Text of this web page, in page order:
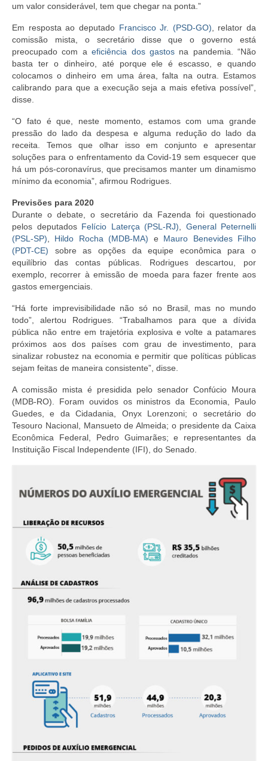
um valor considerável, tem que chegar na ponta.”
Em resposta ao deputado Francisco Jr. (PSD-GO) , relator da
comissão mista, o secretário disse que o governo está
preocupado com aeficiência dos gastosna pandemia. “Não
basta ter o dinheiro, até porque ele é escasso, e quando
colocamos o dinheiro em uma área, falta na outra. Estamos
calibrando para que a execução seja a mais efetiva possível”,
disse.
“O fato é que, neste momento, estamos com uma grande
pressão do lado da despesa e alguma redução do lado da
receita. Temos que olhar isso em conjunto e apresentar
soluções para o enfrentamento da Covid-19 sem esquecer que
há um pós-coronavírus, que precisamos manter um dinamismo
mínimo da economia”, afirmou Rodrigues.
Previsões para 2020
Durante o debate, o secretário da Fazenda foi questionado
pelos deputados Felício Laterça (PSL-RJ)
General Peternelli
(PSL-SP)
Hildo Rocha (MDB-MA) e Mauro Benevides Filho
(PDT-CE) sobre as opções da equipe econômica para o
equilíbrio das contas públicas. Rodrigues descartou, por
exemplo, recorrer à emissão de moeda para fazer frente aos
gastos emergenciais.
“Há forte imprevisibilidade não só no Brasil, mas no mundo
todo”, alertou Rodrigues. “Trabalhamos para que a dívida
pública não entre em trajetória explosiva e volte a patamares
próximos aos dos países com grau de investimento, para
sinalizar robustez na economia e permitir que políticas públicas
sejam feitas de maneira consistente”, disse.
A comissão mista é presidida pelo senador Confúcio Moura
(MDB-RO). Foram ouvidos os ministros da Economia, Paulo
Guedes, e da Cidadania, Onyx Lorenzoni; o secretário do
Tesouro Nacional, Mansueto de Almeida; o presidente da Caixa
Econômica Federal, Pedro Guimarães; e representantes da
Instituição Fiscal Independente (IFI), do Senado.